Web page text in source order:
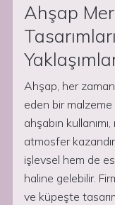
Ahşap
Ahşap, her zaman
eden bir
ahşabın
atmosfer
işlevsel hem de
haline gelebilir.
ve küpeşte